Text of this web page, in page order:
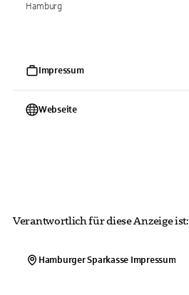
Hamburg
Impressum
Webseite
Verantwortlich für diese Anzeige ist:
Hamburger Sparkasse Impressum